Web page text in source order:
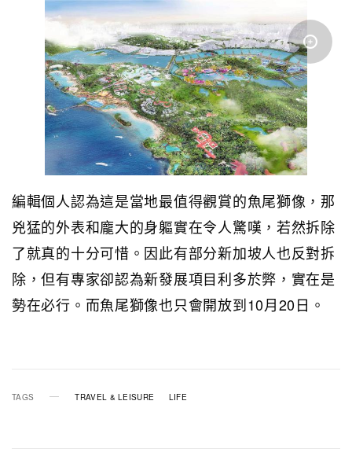
編輯個人認為這是當地最值得觀賞的魚尾獅像，那
兇猛的外表和龐大的身軀實在令人驚嘆，若然拆除
了就真的十分可惜。因此有部分新加坡人也反對拆
除，但有專家卻認為新發展項目利多於弊，實在是
勢在必行。而魚尾獅像也只會開放到10月20日。
TAGS TRAVEL & LEISURE LIFE